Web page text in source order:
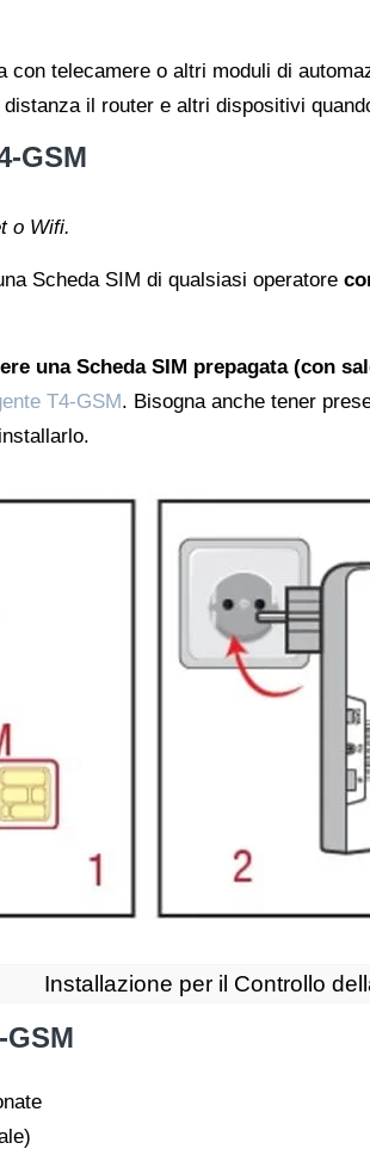
telecamere o altri moduli di
il router e altri dispositivi
GSM
o Wifi.
Scheda SIM di qualsiasi operatore
una Scheda SIM prepagata (con
T4-GSM. Bisogna anche tener
Installazione per il Controllo